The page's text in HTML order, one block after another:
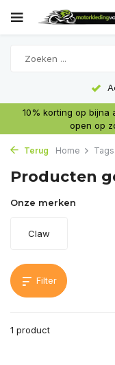
10% korting op bijna
open op
Terug Home Tags
Producten
Onze merken
Claw
Filter
1 product